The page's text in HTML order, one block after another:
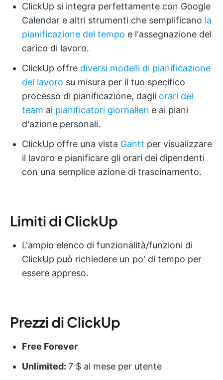
ClickUp si integra perfettamente con Google
Calendar e altri strumenti che semplificano la
pianificazione del tempo e l'assegnazione del
carico di lavoro.
ClickUp offre diversi modelli di pianificazione
del lavoro su misura per il tuo specifico
processo di pianificazione, dagli orari del
team ai pianificatori giornalieri e ai piani
d'azione personali.
ClickUp offre una vista Gantt per visualizzare
il lavoro e pianificare gli orari dei dipendenti
con una semplice azione di trascinamento.
Limiti di ClickUp
L'ampio elenco di funzionalità/funzioni di
ClickUp può richiedere un po' di tempo per
essere appreso.
Prezzi di ClickUp
Free Forever
Unlimited: 7 $ al mese per utente